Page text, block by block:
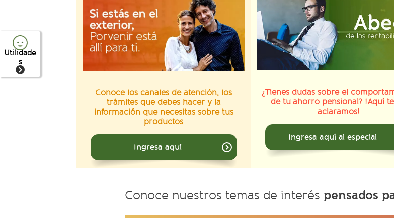
Conoce los canales de atención, los
trámites que debes hacer y la
información que necesitas sobre tus
productos
Ingresa aquí
¿Tienes dudas sobre el
de tu ahorro pensional? !Aquí
aclaramos!
Ingresa aquí al especial
Utilidade
s
Conoce nuestros temas de interés pensados